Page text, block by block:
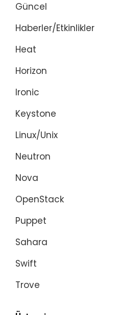
Güncel
Haberler/Etkinlikler
Heat
Horizon
Ironic
Keystone
Linux/Unix
Neutron
Nova
OpenStack
Puppet
Sahara
Swift
Trove